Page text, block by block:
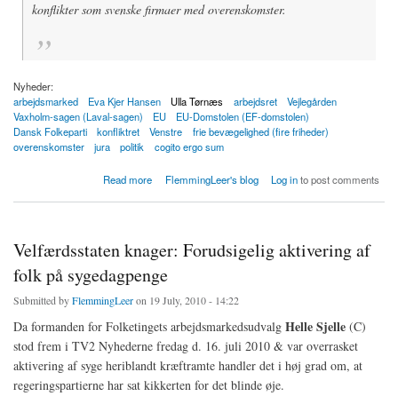
konflikter som svenske firmaer med overenskomster.
Nyheder:
arbejdsmarked
Eva Kjer Hansen Ulla Tørnæs arbejdsret
Vejlegården
Vaxholm-sagen (Laval-sagen)
EU
EU-Domstolen (EF-domstolen)
Dansk Folkeparti
konfliktret Venstre
frie bevægelighed (fire friheder)
overenskomster
jura politik cogito ergo sum
Read more
about Kom (2012) 130: Venstre kender fuldtud rækkevidden af ændring af blokaderetten
FlemmingLeer's blog Log into post comments
Velfærdsstaten knager: Forudsigelig aktivering af
folk på sygedagpenge
Submitted byFlemmingLeeron 19 July, 2010 - 14:22
Da formanden for Folketingets arbejdsmarkedsudvalg Helle Sjelle (C)
stod frem i TV2 Nyhederne fredag d. 16. juli 2010 & var overrasket
aktivering af syge heriblandt kræftramte handler det i høj grad om, at
regeringspartierne har sat kikkerten for det blinde øje.